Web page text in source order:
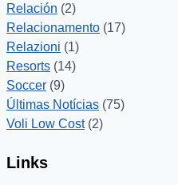
Relación (2)
Relacionamento (17)
Relazioni (1)
Resorts (14)
Soccer (9)
Últimas Notícias (75)
Voli Low Cost(2)
Links